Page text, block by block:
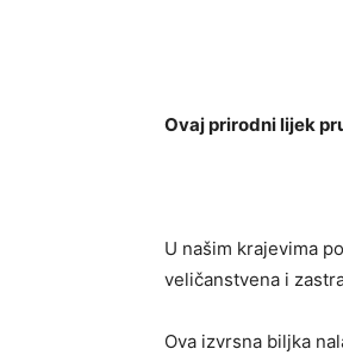
Ovaj prirodni lijek
U našim krajevima
veličanstvena i
Ova izvrsna biljka